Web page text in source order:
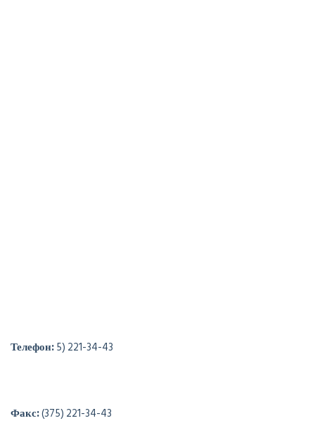
Телефон:5) 221-34-43
Факс:(375) 221-34-43